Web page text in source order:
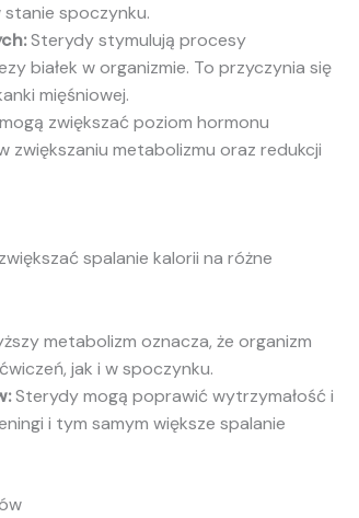
spoczynku.
Sterydy stymulują procesy
białek w organizmie. To przyczynia się
mięśniowej.
zwiększać poziom hormonu
metabolizmu oraz redukcji
spalanie kalorii na różne
metabolizm oznacza, że organizm
jak i w spoczynku.
Sterydy mogą poprawić wytrzymałość i
i tym samym większe spalanie